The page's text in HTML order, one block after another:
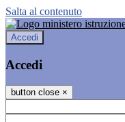
Salta al contenuto
Accedi
Accedi
button close ×